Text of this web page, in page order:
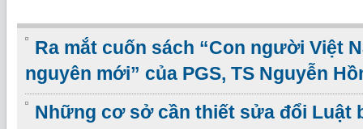
Ra mắt cuốn sách “Con người Việt
nguyên mới” của PGS, TS Nguyễn
Những cơ sở cần thiết sửa đổi Luật